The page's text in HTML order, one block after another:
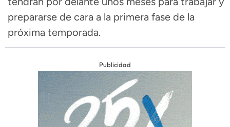
prepararse de cara a la primera fase de la
próxima temporada.
Publicidad